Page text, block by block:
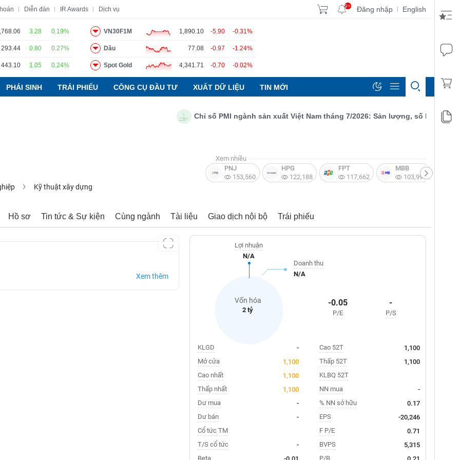
Diễn đàn IR Awards Dịch vụ 9+ Đăng nhập | English
3.28 0.19%
293.44 0.80 0.27%
443.10 1.05 0.24%
VN30F1M 1,890.10 -5.90 -0.31%
Dầu 77.08 -0.97 -1.24%
Spot Gold 4,341.71 -0.70 -0.02%
PHÁI SINH TRÁI PHIẾU CÔNG CỤ ĐẦU TƯ XUẤT DỮ LIỆU TIN MỚI
Chỉ số PMI ngành sản xuất Việt Nam tháng 7/2026: Sản lượng, số lượng đơn
Kỹ thuật xây dựng
Xem nhiều
PNJ
153,560
HPG
122,188
FPT
117,662
MBB
103,997
Hồ sơ Tin tức & Sự kiện Cùng ngành Tài liệu Giao dịch nội bộ Trái phiếu
Xem thêm
Vốn hóa
2 tỷ
Lợi nhuận
N/A
Doanh thu
N/A
-0.05
P/E
-
P/S
KLGD
-
Mở cửa
1,100
Cao nhất
1,100
Thấp nhất
1,100
Dư mua
-
Dư bán
-
Cổ tức TM
T/S cổ tức
-
Beta
-0.01
Cao 52T
1,100
Thấp 52T
1,100
KLBQ 52T
NN mua
-
% NN sở hữu
0.17
EPS
-20,246
F P/E
0.71
BVPS
5,315
P/B
0.21
Báo cáo phân tích Thuật ngữ